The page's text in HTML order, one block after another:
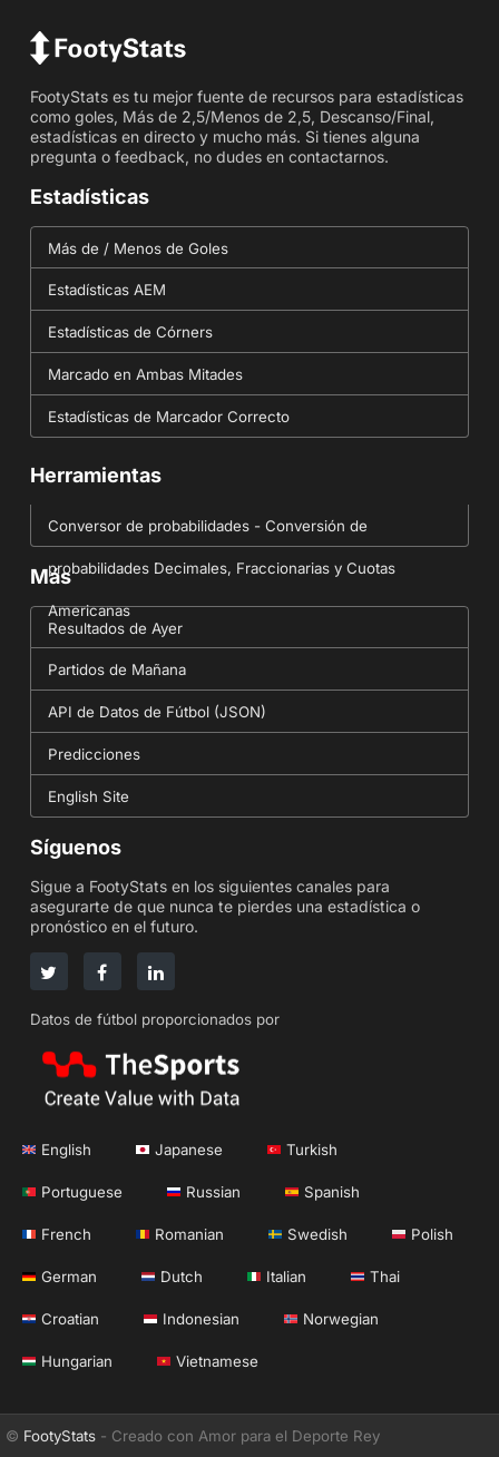
FootyStats es tu mejor fuente de recursos para estadísticas
como goles, Más de 2,5/Menos de 2,5, Descanso/Final,
estadísticas en directo y mucho más. Si tienes alguna
pregunta o feedback, no dudes en contactarnos.
Estadísticas
Más de / Menos de Goles
Estadísticas AEM
Estadísticas de Córners
Marcado en Ambas Mitades
Estadísticas de Marcador Correcto
Herramientas
Conversor de probabilidades - Conversión de
probabilidades Decimales, Fraccionarias y Cuotas
Americanas
Más
Resultados de Ayer
Partidos de Mañana
API de Datos de Fútbol (JSON)
Predicciones
English Site
Síguenos
Sigue a FootyStats en los siguientes canales para
asegurarte de que nunca te pierdes una estadística o
pronóstico en el futuro.
Datos de fútbol proporcionados por
English Japanese Turkish
Portuguese Russian Spanish
French Romanian Swedish Polish
German Dutch Italian Thai
Croatian Indonesian Norwegian
Hungarian Vietnamese
© FootyStats - Creado con Amor para el Deporte Rey